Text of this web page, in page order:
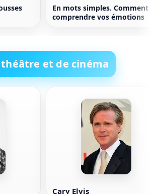
En mots simples. Comment
comprendre vos émotions
et de cinéma
Cary Elvis